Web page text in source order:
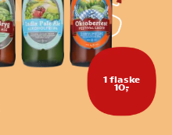
1 flaske
10,-